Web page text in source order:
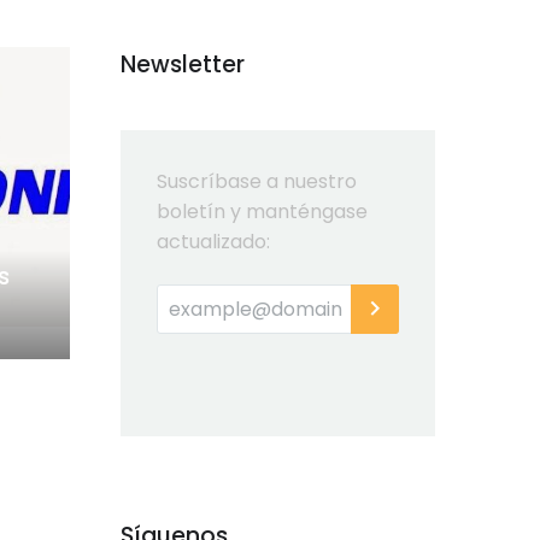
Newsletter
Suscríbase a nuestro
boletín y manténgase
actualizado: